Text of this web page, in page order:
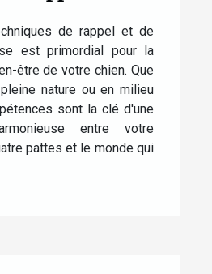
de rappel et de
est primordial pour la
être de votre chien. Que
nature ou en milieu
sont la clé d'une
entre votre
pattes et le monde qui